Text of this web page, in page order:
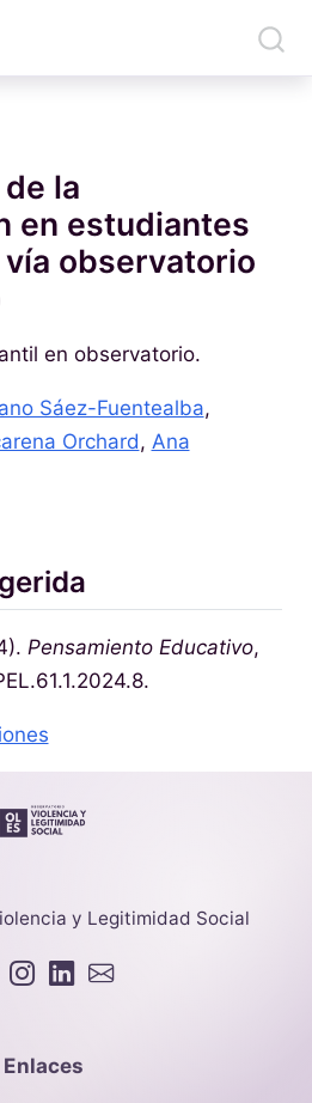
la
en estudiantes
observatorio
en observatorio.
Sáez-Fuentealba,
Orchard, Ana
Pensamiento Educativo,
y Legitimidad Social
Enlaces